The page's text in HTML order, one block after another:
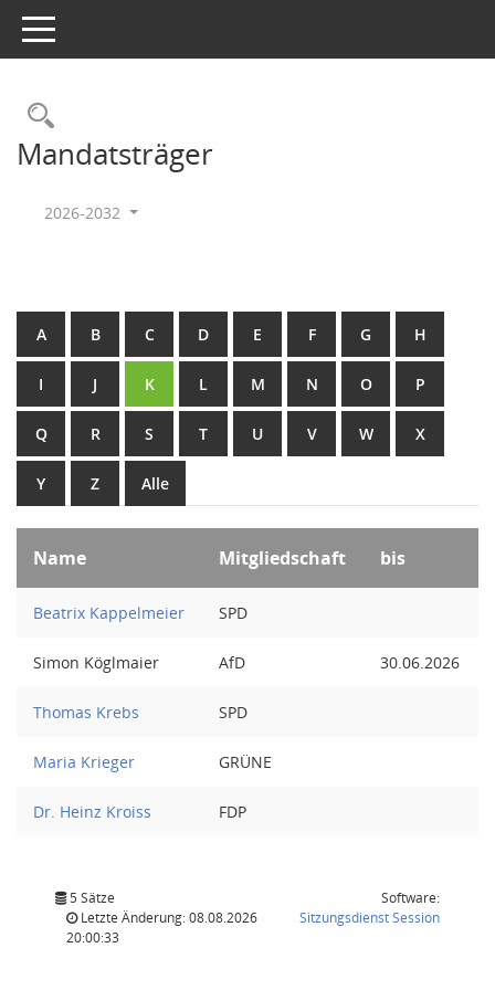
Toggle navigation
Rechercheauswahl
Mandatsträger
2026-2032
A B C D E F G H
I J K L M N O P
Q R S T U V W X
Y Z Alle
Name Mitgliedschaft bis
Beatrix Kappelmeier SPD
Simon Köglmaier AfD 30.06.2026
Thomas Krebs SPD
Maria Krieger GRÜNE
Dr. Heinz Kroiss FDP
5 Sätze
Letzte Änderung: 08.08.2026
20:00:33
Software:
SitzungsdienstSession(Wird in